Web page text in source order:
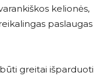
kelionės,
paslaugas
greitai išparduoti